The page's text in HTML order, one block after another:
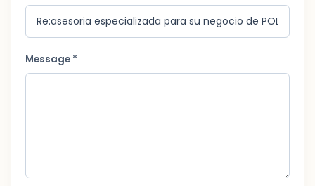
Message *